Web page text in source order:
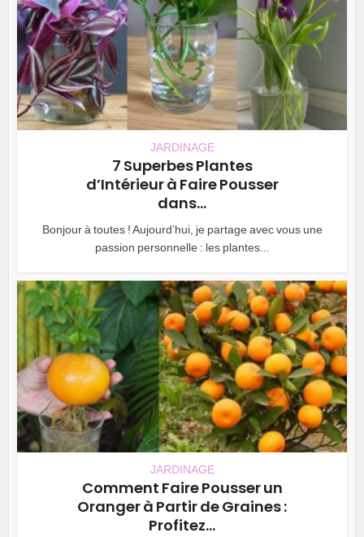
JARDINAGE
7 Superbes Plantes
d’Intérieur à Faire Pousser
dans...
Bonjour à toutes ! Aujourd’hui, je partage avec vous une
passion personnelle : les plantes...
JARDINAGE
Comment Faire Pousser un
Oranger à Partir de Graines :
Profitez...